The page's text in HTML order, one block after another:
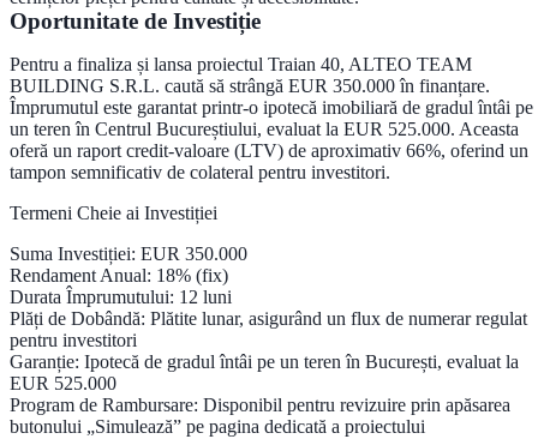
Oportunitate de Investiție
Pentru a finaliza și lansa proiectul Traian 40, ALTEO TEAM
BUILDING S.R.L. caută să strângă EUR 350.000în finanțare.
Împrumutul este garantat printr-o ipotecă imobiliară de gradul întâi pe
un teren în Centrul Bucureștiului, evaluat la EUR 525.000. Aceasta
oferă un raport credit-valoare (LTV) de aproximativ 66%, oferind un
tampon semnificativ de colateral pentru investitori.
Termeni Cheie ai Investiției
Suma Investiției: EUR 350.000
Rendament Anual: 18% (fix)
Durata Împrumutului: 12 luni
Plăți de Dobândă: Plătite lunar, asigurând un flux de numerar regulat
pentru investitori
Garanție: Ipotecă de gradul întâi pe un teren în București, evaluat la
EUR 525.000
Program de Rambursare: Disponibil pentru revizuire prin apăsarea
butonului „Simulează” pe pagina dedicată a proiectului